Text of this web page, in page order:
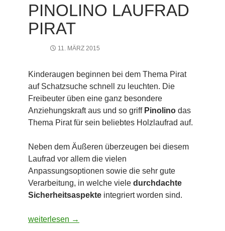
PINOLINO LAUFRAD
PIRAT
11. MÄRZ 2015
Kinderaugen beginnen bei dem Thema Pirat
auf Schatzsuche schnell zu leuchten. Die
Freibeuter üben eine ganz besondere
Anziehungskraft aus und so griff Pinolino das
Thema Pirat für sein beliebtes Holzlaufrad auf.
Neben dem Äußeren überzeugen bei diesem
Laufrad vor allem die vielen
Anpassungsoptionen sowie die sehr gute
Verarbeitung, in welche viele durchdachte
Sicherheitsaspekte integriert worden sind.
Pinolino Laufrad Pirat
weiterlesen →